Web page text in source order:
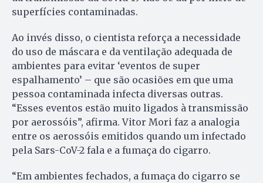
superfícies contaminadas.
Ao invés disso, o cientista reforça a necessidade
do uso de máscara e da ventilação adequada de
ambientes para evitar ‘eventos de super
espalhamento’ – que são ocasiões em que uma
pessoa contaminada infecta diversas outras.
“Esses eventos estão muito ligados à transmissão
por aerossóis”, afirma. Vitor Mori faz a analogia
entre os aerossóis emitidos quando um infectado
pela Sars-CoV-2 fala e a fumaça do cigarro.
“Em ambientes fechados, a fumaça do cigarro se